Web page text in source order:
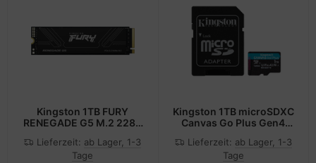
Kingston 1TB FURY
RENEGADE G5 M.2 2280
Lieferzeit: ab Lager, 1-3
Tage
Kingston 1TB microSDXC
Canvas Go Plus Gen4
Card+ Adapter - Micro
SD - Secure Digital (SD)
Lieferzeit: ab Lager, 1-3
Tage